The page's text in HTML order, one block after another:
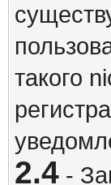
такого
2.4-